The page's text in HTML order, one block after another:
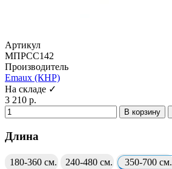
Артикул
МПРСС142
Производитель
Emaux (КНР)
На складе ✓
3 210 р.
В корзину
Длина
180-360 см. 240-480 см. 350-700 см.